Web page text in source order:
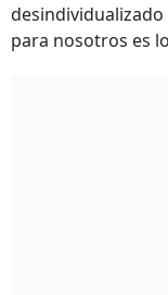
para nosotros es